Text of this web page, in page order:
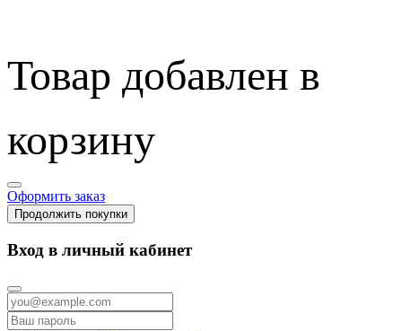
Товар добавлен в
корзину
Оформить заказ
Продолжить покупки
Вход в личный кабинет